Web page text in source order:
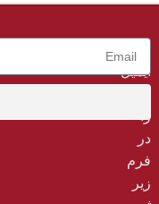
لطفاً
ایمیل
را
در
فرم
زیر